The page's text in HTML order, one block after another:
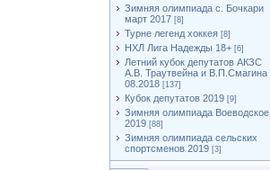
Зимняя олимпиада с. Бочкари
март 2017 [8]
Турне легенд хоккея [8]
НХЛ Лига Надежды 18+ [6]
Летний кубок депутатов АКЗС
А.В. Траутвейна и В.П.Смагина
08.2018 [137]
Кубок депутатов 2019 [9]
Зимняя олимпиада Воеводское
2019 [88]
Зимняя олимпиада сельских
спортсменов 2019 [3]